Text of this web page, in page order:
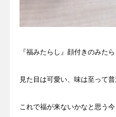
『福みたらし』顔付きのみたら
見た目は可愛い、味は至って
これで福が来ないかなと思う